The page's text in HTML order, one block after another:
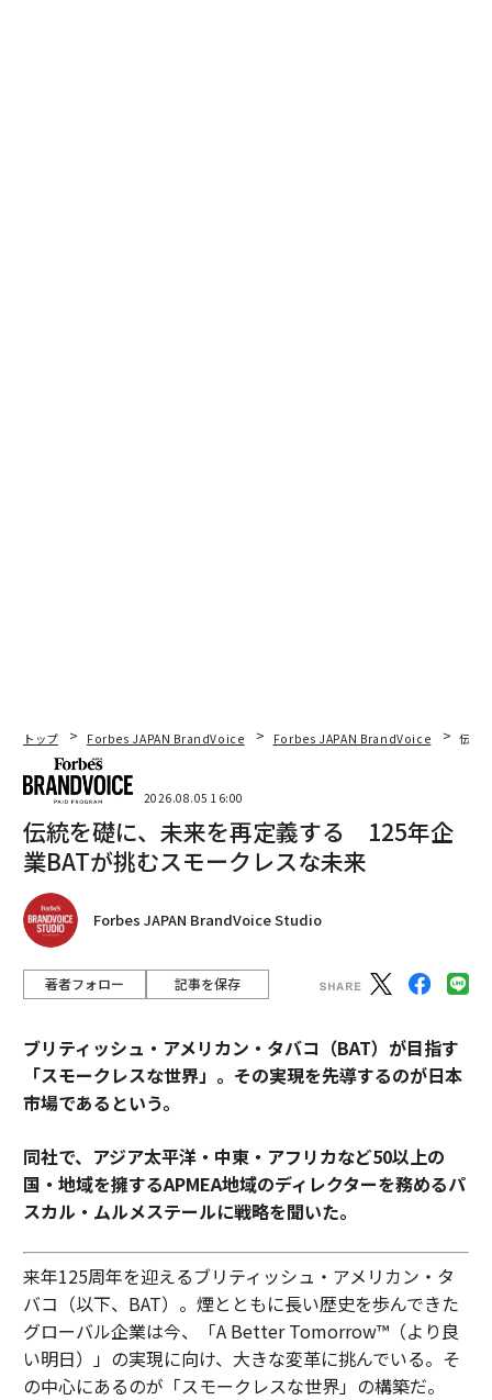
トップ Forbes JAPAN BrandVoice Forbes JAPAN BrandVoice 伝統
2026.08.05 16:00
伝統を礎に、未来を再定義する 125年企
業BATが挑むスモークレスな未来
Forbes JAPAN BrandVoice Studio
著者フォロー 記事を保存
ブリティッシュ・アメリカン・タバコ（BAT）が目指す
「スモークレスな世界」。その実現を先導するのが日本
市場であるという。
同社で、アジア太平洋・中東・アフリカなど50以上の
国・地域を擁するAPMEA地域のディレクターを務めるパ
スカル・ムルメステールに戦略を聞いた。
来年125周年を迎えるブリティッシュ・アメリカン・タ
バコ（以下、BAT）。煙とともに長い歴史を歩んできた
グローバル企業は今、「A Better Tomorrow™（より良
い明日）」の実現に向け、大きな変革に挑んでいる。そ
の中心にあるのが「スモークレスな世界」の構築だ。